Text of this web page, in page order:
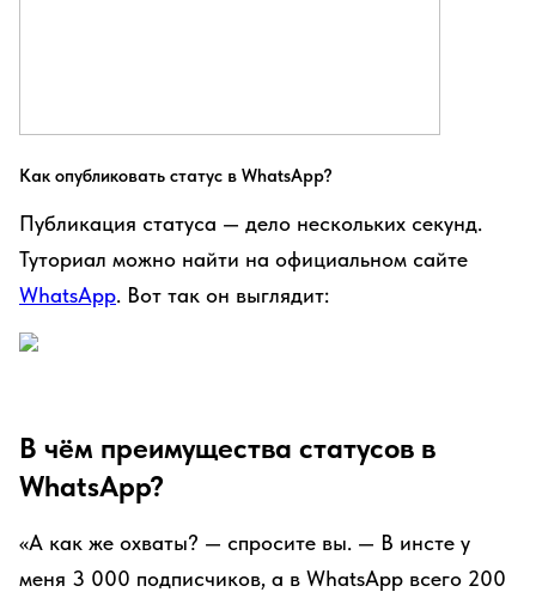
Как опубликовать статус в WhatsApp?
Публикация статуса — дело нескольких секунд.
Туториал можно найти на официальном сайте
WhatsApp. Вот так он выглядит:
В чём преимущества статусов в
WhatsApp?
«А как же охваты? — спросите вы. — В инсте у
меня 3 000 подписчиков, а в WhatsApp всего 200